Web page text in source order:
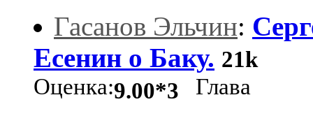
Гасанов Эльчин:
Есенин о Баку. 21k
Оценка:9.00*3
Глава